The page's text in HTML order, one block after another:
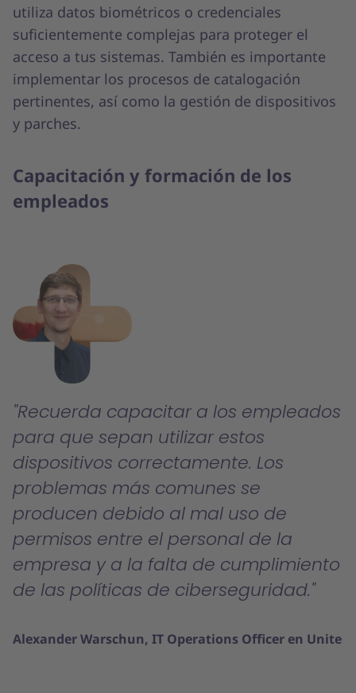
utiliza datos biométricos o credenciales
suficientemente complejas para proteger el
acceso a tus sistemas. También es importante
implementar los procesos de catalogación
pertinentes, así como la gestión de dispositivos
y parches.
Capacitación y formación de los
empleados
Recuerda capacitar a los empleados
para que sepan utilizar estos
dispositivos correctamente. Los
problemas más comunes se
producen debido al mal uso de
permisos entre el personal de la
empresa y a la falta de cumplimiento
de las políticas de ciberseguridad.
Alexander Warschun, IT Operations Officer en Unite